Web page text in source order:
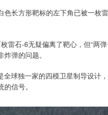
色长方形靶标的左下角已被一枚
雷石-6无疑偏离了靶心，但“两
弹的问题。
球独一家的四模卫星制导设计
信号。